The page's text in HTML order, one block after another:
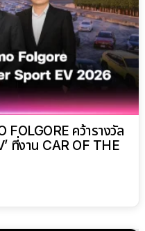
คว้ารางวัล
ที่งาน CAR OF THE